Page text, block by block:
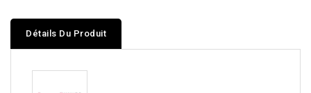
Détails Du Produit